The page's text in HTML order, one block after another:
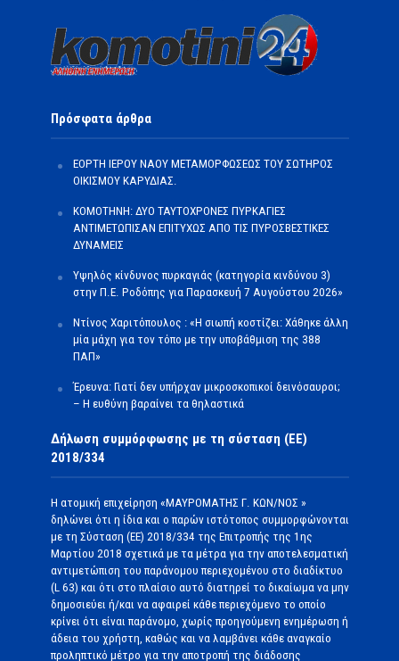
Πρόσφατα άρθρα
ΕΟΡΤΗ ΙΕΡΟΥ ΝΑΟΥ ΜΕΤΑΜΟΡΦΩΣΕΩΣ ΤΟΥ ΣΩΤΗΡΟΣ
ΟΙΚΙΣΜΟΥ ΚΑΡΥΔΙΑΣ.
ΚΟΜΟΤΗΝΗ: ΔΥΟ ΤΑΥΤΟΧΡΟΝΕΣ ΠΥΡΚΑΓΙΕΣ
ΑΝΤΙΜΕΤΩΠΙΣΑΝ ΕΠΙΤΥΧΩΣ ΑΠΟ ΤΙΣ ΠΥΡΟΣΒΕΣΤΙΚΕΣ
ΔΥΝΑΜΕΙΣ
Υψηλός κίνδυνος πυρκαγιάς (κατηγορία κινδύνου 3)
στην Π.Ε. Ροδόπης για Παρασκευή 7 Αυγούστου 2026»
Ντίνος Χαριτόπουλος : «Η σιωπή κοστίζει: Χάθηκε άλλη
μία μάχη για τον τόπο με την υποβάθμιση της 388
ΠΑΠ»
Έρευνα: Γιατί δεν υπήρχαν μικροσκοπικοί δεινόσαυροι;
– Η ευθύνη βαραίνει τα θηλαστικά
Δήλωση συμμόρφωσης με τη σύσταση (ΕΕ)
2018/334
Η ατομική επιχείρηση «ΜΑΥΡΟΜΑΤΗΣ Γ. ΚΩΝ/ΝΟΣ »
δηλώνει ότι η ίδια και ο παρών ιστότοπος συμμορφώνονται
με τη Σύσταση (ΕΕ) 2018/334 της Επιτροπής της 1ης
Μαρτίου 2018 σχετικά με τα μέτρα για την αποτελεσματική
αντιμετώπιση του παράνομου περιεχομένου στο διαδίκτυο
(L 63) και ότι στο πλαίσιο αυτό διατηρεί το δικαίωμα να μην
δημοσιεύει ή/και να αφαιρεί κάθε περιεχόμενο το οποίο
κρίνει ότι είναι παράνομο, χωρίς προηγούμενη ενημέρωση ή
άδεια του χρήστη, καθώς και να λαμβάνει κάθε αναγκαίο
προληπτικό μέτρο για την αποτροπή της διάδοσης